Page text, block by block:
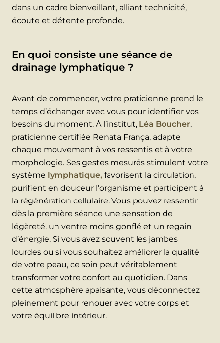
dans un cadre bienveillant, alliant technicité,
écoute et détente profonde.
En quoi consiste une séance de
drainage lymphatique ?
Avant de commencer, votre praticienne prend le
temps d’échanger avec vous pour identifier vos
besoins du moment. À l’institut, Léa Boucher,
praticienne certifiée Renata França, adapte
chaque mouvement à vos ressentis et à votre
morphologie. Ses gestes mesurés stimulent votre
système lymphatique, favorisent la circulation,
purifient en douceur l’organisme et participent à
la régénération cellulaire. Vous pouvez ressentir
dès la première séance une sensation de
légèreté, un ventre moins gonflé et un regain
d’énergie. Si vous avez souvent les jambes
lourdes ou si vous souhaitez améliorer la qualité
de votre peau, ce soin peut véritablement
transformer votre confort au quotidien. Dans
cette atmosphère apaisante, vous déconnectez
pleinement pour renouer avec votre corps et
votre équilibre intérieur.